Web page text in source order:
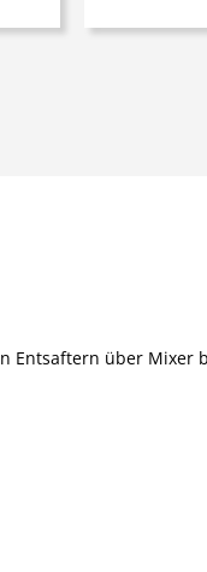
Entsaftern über Mixer